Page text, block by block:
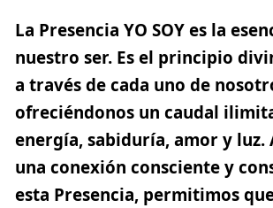
La Presencia YO SOYes la
nuestro ser. Es el principio
a través de cada uno de
ofreciéndonos un caudal
energía, sabiduría, amor y luz.
una conexión consciente y
esta Presencia, permitimos